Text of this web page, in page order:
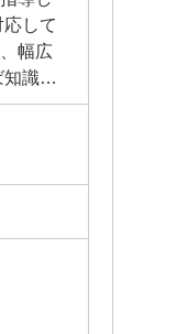
して
幅広
識や
迎で